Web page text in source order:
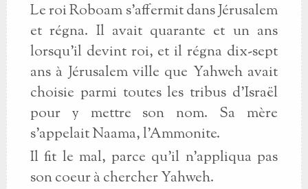
Le roi Roboam s'affermit dans Jérusalem
et régna. Il avait quarante et un ans
lorsqu'il devint roi, et il régna dix-sept
ans à Jérusalem ville que Yahweh avait
choisie parmi toutes les tribus d'Israël
pour y mettre son nom. Sa mère
s'appelait Naama, l'Ammonite.
Il fit le mal, parce qu'il n'appliqua pas
son coeur à chercher Yahweh.